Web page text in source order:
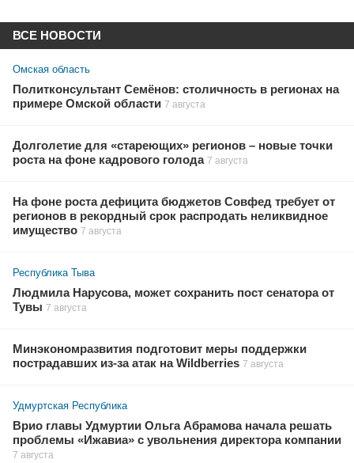
ВСЕ НОВОСТИ
Омская область
Политконсультант Семёнов: столичность в регионах на
примере Омской области 7 августа
Долголетие для «стареющих» регионов – новые точки
роста на фоне кадрового голода 7 августа
На фоне роста дефицита бюджетов Совфед требует от
регионов в рекордный срок распродать неликвидное
имущество 7 августа
Республика Тыва
Людмила Нарусова, может сохранить пост сенатора от
Тувы 7 августа
Минэкономразвития подготовит меры поддержки
пострадавших из-за атак на Wildberries 7 августа
Удмуртская Республика
Врио главы Удмуртии Ольга Абрамова начала решать
проблемы «Ижавиа» с увольнения директора компании
7 августа